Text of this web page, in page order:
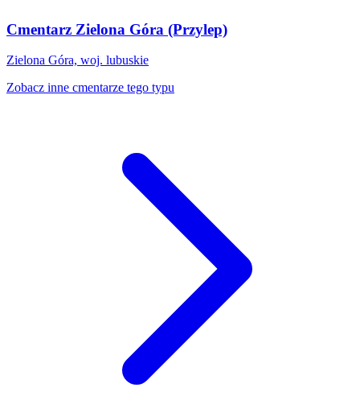
Cmentarz Zielona Góra (Przylep)
Zielona Góra, woj. lubuskie
Zobacz inne cmentarze tego typu